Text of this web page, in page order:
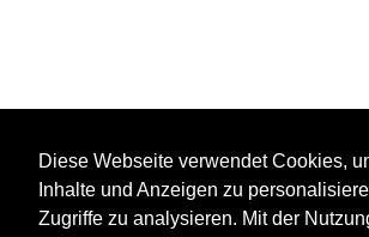
Diese Webseite verwendet Cookies,
Inhalte und Anzeigen zu
Zugriffe zu analysieren. Mit der